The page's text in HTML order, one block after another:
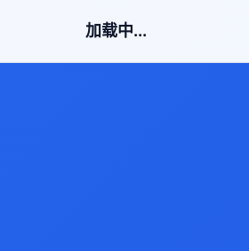
加载中...